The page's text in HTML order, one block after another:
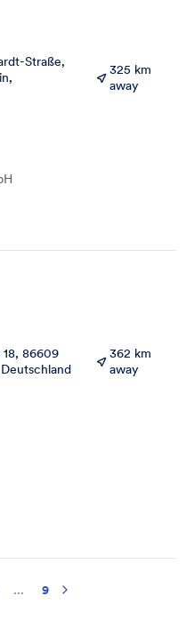
Straße,
325 km
away
86609
362 km
away
... 9